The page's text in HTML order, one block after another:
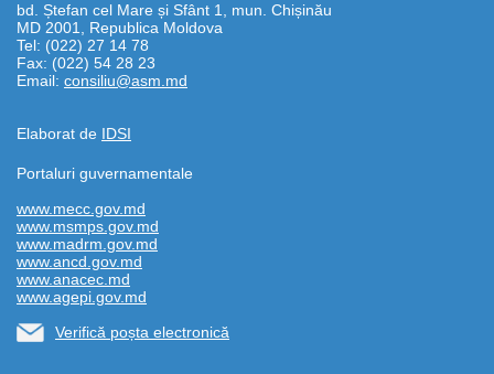
bd. Ștefan cel Mare și Sfânt 1, mun. Chișinău
MD 2001, Republica Moldova
Tel: (022) 27 14 78
Fax: (022) 54 28 23
Email: consiliu@asm.md
Elaborat de IDSI
Portaluri guvernamentale
www.mecc.gov.md
www.msmps.gov.md
www.madrm.gov.md
www.ancd.gov.md
www.anacec.md
www.agepi.gov.md
Verifică poșta electronică